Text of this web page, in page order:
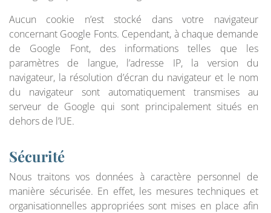
Aucun cookie n’est stocké dans votre navigateur
concernant Google Fonts. Cependant, à chaque demande
de Google Font, des informations telles que les
paramètres de langue, l’adresse IP, la version du
navigateur, la résolution d’écran du navigateur et le nom
du navigateur sont automatiquement transmises au
serveur de Google qui sont principalement situés en
dehors de l’UE.
Sécurité
Nous traitons vos données à caractère personnel de
manière sécurisée. En effet, les mesures techniques et
organisationnelles appropriées sont mises en place afin